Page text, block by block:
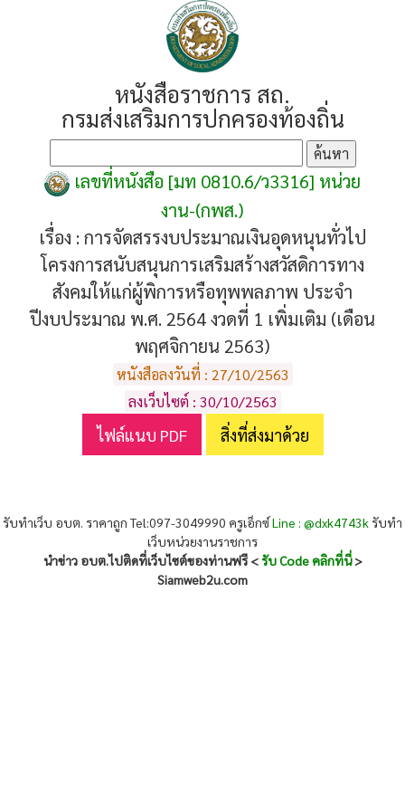
หนังสือราชการ สถ.
กรมส่งเสริมการปกครองท้องถิ่น
เลขที่หนังสือ [มท 0810.6/ว3316] หน่วย
งาน-(กพส.)
เรื่อง :การจัดสรรงบประมาณเงินอุดหนุนทั่วไป
โครงการสนับสนุนการเสริมสร้างสวัสดิการทาง
สังคมให้แก่ผู้พิการหรือทุพพลภาพ ประจำ
ปีงบประมาณ พ.ศ. 2564 งวดที่ 1 เพิ่มเติม (เดือน
พฤศจิกายน 2563)
หนังสือลงวันที่ : 27/10/2563
ลงเว็บไซต์ : 30/10/2563
ไฟล์แนบ PDF สิ่งที่ส่งมาด้วย
รับทำเว็บ อบต. ราคาถูก Tel:097-3049990 ครูเอ็กซ์Line : @dxk4743k รับทำ
เว็บหน่วยงานราชการ
นำข่าว อบต.ไปติดที่เว็บไซต์ของท่านฟรี <รับ Code คลิกที่นี่>
Siamweb2u.com